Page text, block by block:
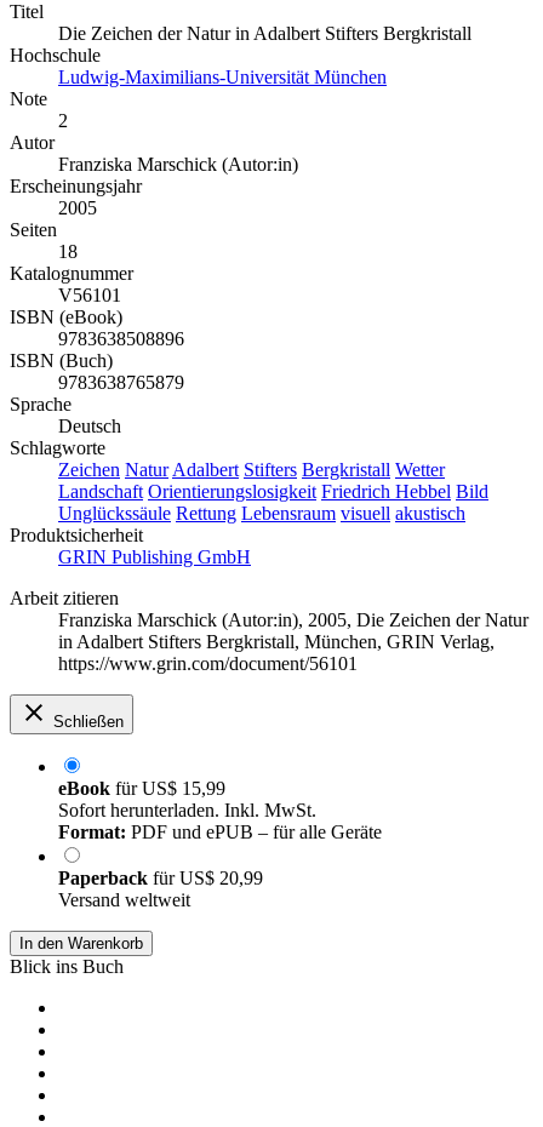
Titel
Die Zeichen der Natur in Adalbert Stifters Bergkristall
Hochschule
Ludwig-Maximilians-Universität München
Note
2
Autor
Franziska Marschick (Autor:in)
Erscheinungsjahr
2005
Seiten
18
Katalognummer
V56101
ISBN (eBook)
9783638508896
ISBN (Buch)
9783638765879
Sprache
Deutsch
Schlagworte
Zeichen Natur Adalbert Stifters Bergkristall Wetter
Landschaft Orientierungslosigkeit Friedrich Hebbel Bild
Unglückssäule Rettung Lebensraum visuell akustisch
Produktsicherheit
GRIN Publishing GmbH
Arbeit zitieren
Franziska Marschick (Autor:in), 2005, Die Zeichen der Natur
in Adalbert Stifters Bergkristall, München, GRIN Verlag,
https://www.grin.com/document/56101
Schließen
eBook fürUS$ 15,99
Sofort herunterladen. Inkl. MwSt.
Format: PDF und ePUB – für alle Geräte
Paperback fürUS$ 20,99
Versand weltweit
In den Warenkorb
Blick ins Buch